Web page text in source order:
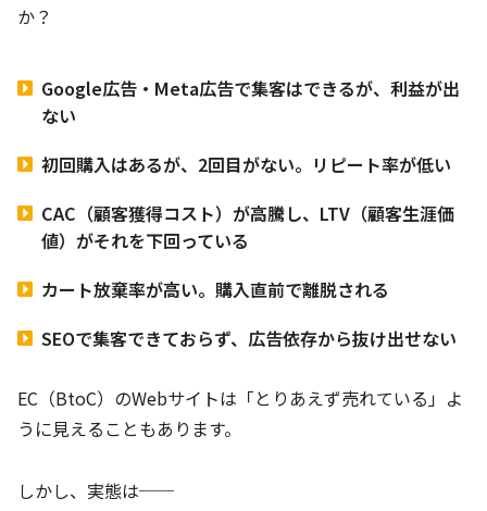
か？
Google広告・Meta広告で集客はできるが、利益が出
ない
初回購入はあるが、2回目がない。リピート率が低い
CAC（顧客獲得コスト）が高騰し、LTV（顧客生涯価
値）がそれを下回っている
カート放棄率が高い。購入直前で離脱される
SEOで集客できておらず、広告依存から抜け出せない
EC（BtoC）のWebサイトは「とりあえず売れている」よ
うに見えることもあります。
しかし、実態は──